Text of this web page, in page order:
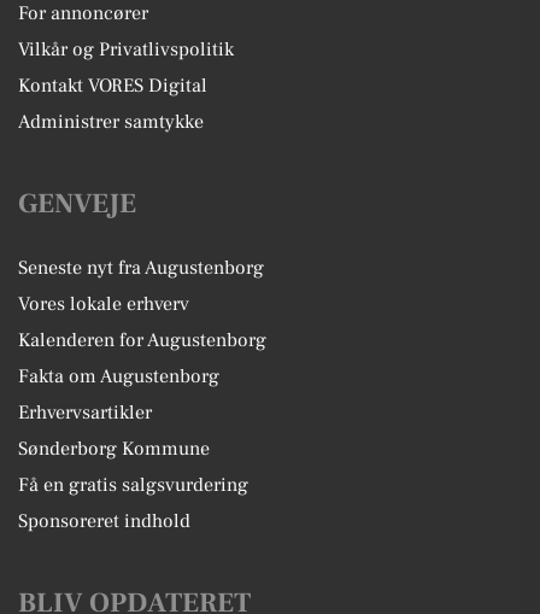
For annoncører
Vilkår og Privatlivspolitik
Kontakt VORES Digital
Administrer samtykke
GENVEJE
Seneste nyt fra Augustenborg
Vores lokale erhverv
Kalenderen for Augustenborg
Fakta om Augustenborg
Erhvervsartikler
Sønderborg Kommune
Få en gratis salgsvurdering
Sponsoreret indhold
BLIV OPDATERET